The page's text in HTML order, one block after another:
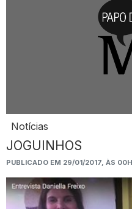
Notícias
JOGUINHOS
PUBLICADO EM 29/01/2017, ÀS